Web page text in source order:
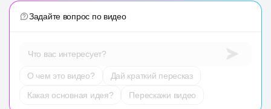
Задайте вопрос по видео
Что вас интересует?
О чем это видео?
Дай краткий пересказ
Какая основная идея?
Перескажи видео